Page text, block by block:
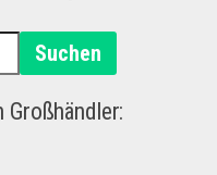
Suchen